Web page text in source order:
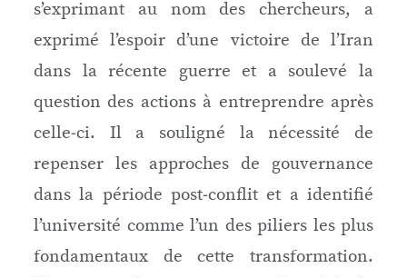
s’exprimant au nom des chercheurs, a
exprimé l’espoir d’une victoire de l’Iran
dans la récente guerre et a soulevé la
question des actions à entreprendre après
celle‑ci. Il a souligné la nécessité de
repenser les approches de gouvernance
dans la période post‑conflit et a identifié
l’université comme l’un des piliers les plus
fondamentaux de cette transformation.